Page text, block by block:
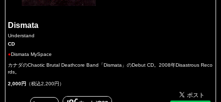
Dismata
Understand
CD
●Dismata MySpace
カナダのChaotic Brutal Deathcore Band「Dismata」のDebut CD。2008年Disastrous Reco
rds。
2,000円 （税込2,200円）